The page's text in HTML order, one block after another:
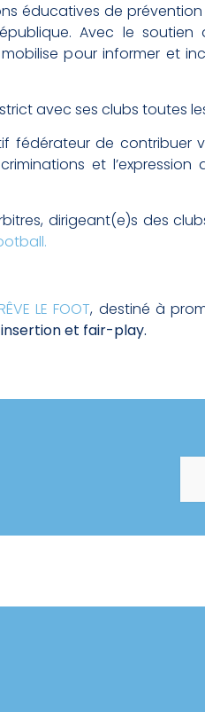
éducatives de
Avec le soutien
mobilise pour informer et
avec ses clubs toutes
fédérateur de contribuer
et l’expression
dirigeant(e)s des
LE FOOT, destiné à
et fair-play.